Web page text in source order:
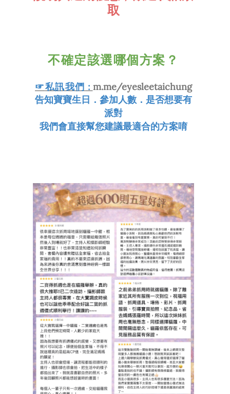
取
不確定該選哪個方案？
☞私訊我們 : m.me/eyesleetaichung
告知寶寶生日．參加人數．是否想要有
派對
我們會直接幫您建議最適合的方案唷